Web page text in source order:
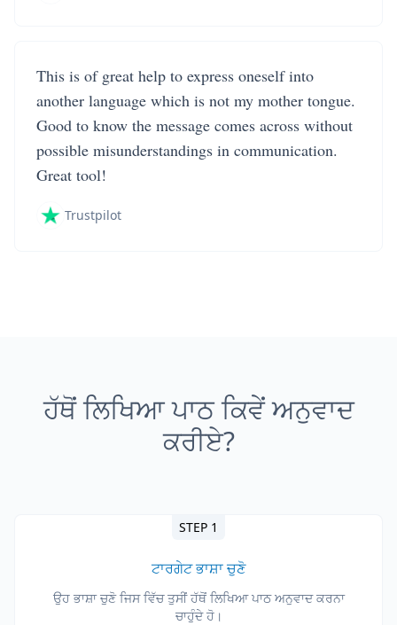
This is of great help to express oneself into
another language which is not my mother tongue.
Good to know the message comes across without
possible misunderstandings in communication.
Great tool!
Trustpilot
ਹੱਥੋਂ ਲਿਖਿਆ ਪਾਠ ਕਿਵੇਂ ਅਨੁਵਾਦ
ਕਰੀਏ?
STEP 1
ਟਾਰਗੇਟ ਭਾਸ਼ਾ ਚੁਣੋ
ਉਹ ਭਾਸ਼ਾ ਚੁਣੋ ਜਿਸ ਵਿੱਚ ਤੁਸੀਂ ਹੱਥੋਂ ਲਿਖਿਆ ਪਾਠ ਅਨੁਵਾਦ ਕਰਨਾ
ਚਾਹੁੰਦੇ ਹੋ।